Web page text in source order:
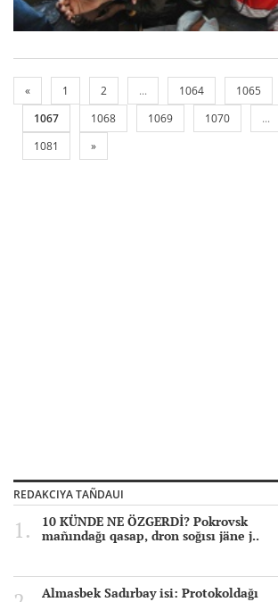
« 1 2 ... 1064 1065
1067
1068 1069 1070 ...
1081
»
REDAKCIYA TAÑDAUI
10 KÜNDE NE ÖZGERDİ? Pokrovsk
mañındağı qasap, dron soğısı jäne j..
Almasbek Sadırbay isi: Protokoldağı